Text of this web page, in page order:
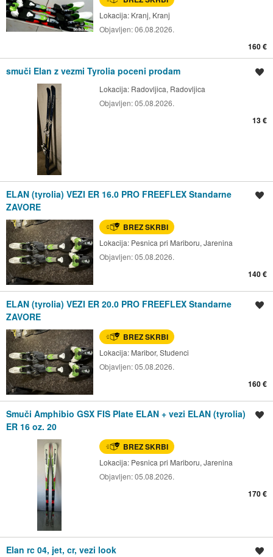
Lokacija: Kranj, Kranj
Objavljen:06.08.2026.
160 €
smuči Elan z vezmi Tyrolia poceni prodam
Lokacija: Radovljica, Radovljica
Objavljen:05.08.2026.
13 €
ELAN (tyrolia) VEZI ER 16.0 PRO FREEFLEX Standarne
ZAVORE
BREZ SKRBI
Lokacija: Pesnica pri Mariboru, Jarenina
Objavljen:05.08.2026.
140 €
ELAN (tyrolia) VEZI ER 20.0 PRO FREEFLEX Standarne
ZAVORE
BREZ SKRBI
Lokacija: Maribor, Studenci
Objavljen:05.08.2026.
160 €
Smuči Amphibio GSX FIS Plate ELAN + vezi ELAN (tyrolia)
ER 16 oz. 20
BREZ SKRBI
Lokacija: Pesnica pri Mariboru, Jarenina
Objavljen:05.08.2026.
170 €
Elan rc 04, jet, cr, vezi look